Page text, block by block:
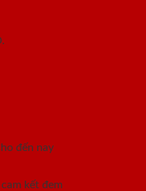
đến nay
cam kết đem